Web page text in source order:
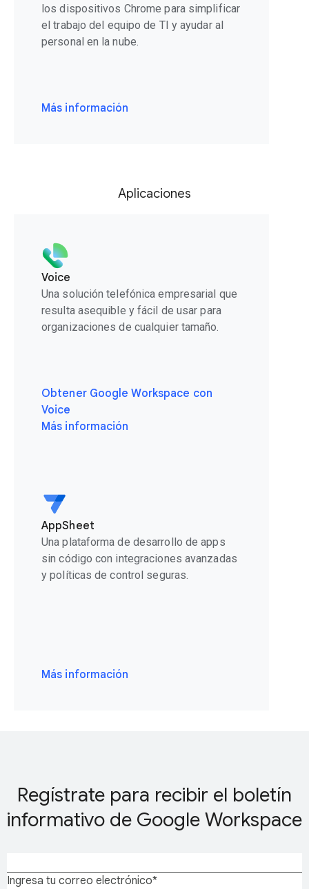
los dispositivos Chrome para simplificar
el trabajo del equipo de TI y ayudar al
personal en la nube.
Más información
Aplicaciones
Voice
Una solución telefónica empresarial que
resulta asequible y fácil de usar para
organizaciones de cualquier tamaño.
Obtener Google Workspace con
Voice
Más información
AppSheet
Una plataforma de desarrollo de apps
sin código con integraciones avanzadas
y políticas de control seguras.
Más información
Regístrate para recibir el boletín
informativo de Google Workspace
Ingresa tu correo electrónico